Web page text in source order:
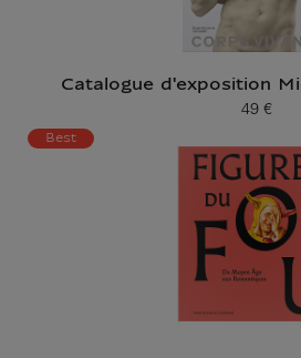
Catalogue d'exposition
Prix ​​actuel
49 €
Best